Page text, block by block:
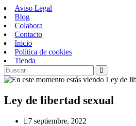
Saltar
al
contenido
Aviso Legal
Blog
Colabora
Contacto
Inicio
Política de cookies
Tienda
Ley de libertad sexual
Publicación
7 septiembre, 2022